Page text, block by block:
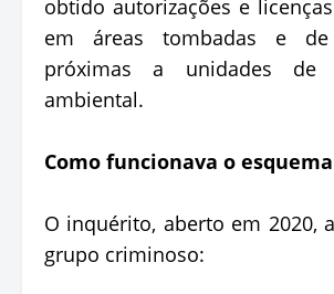
obtido autorizações e
em áreas tombadas e
próximas a unidades de
ambiental.
Como funcionava o esquema
O inquérito, aberto em 2020,
grupo criminoso: